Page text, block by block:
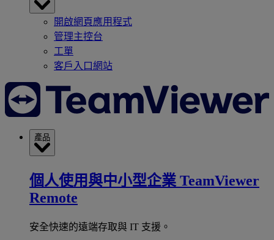
開啟網頁應用程式
管理主控台
工單
客戶入口網站
產品
個人使用與中小型企業 TeamViewer
Remote
安全快速的遠端存取與 IT 支援。